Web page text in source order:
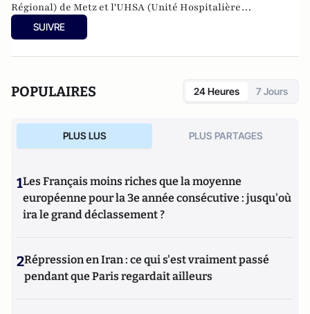
Régional) de Metz et l'UHSA (Unité Hospitalière
Spécialement Aménagée) de Nancy. Il est également expert
auprès de la Cour d'Appel de Nancy.
SUIVRE
POPULAIRES 24 Heures 7 Jours
PLUS LUS PLUS PARTAGES
1Les Français moins riches que la moyenne
européenne pour la 3e année consécutive : jusqu'où
ira le grand déclassement ?
2Répression en Iran : ce qui s'est vraiment passé
pendant que Paris regardait ailleurs